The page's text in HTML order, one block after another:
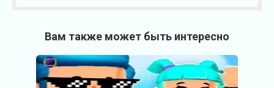
Вам также может быть интересно